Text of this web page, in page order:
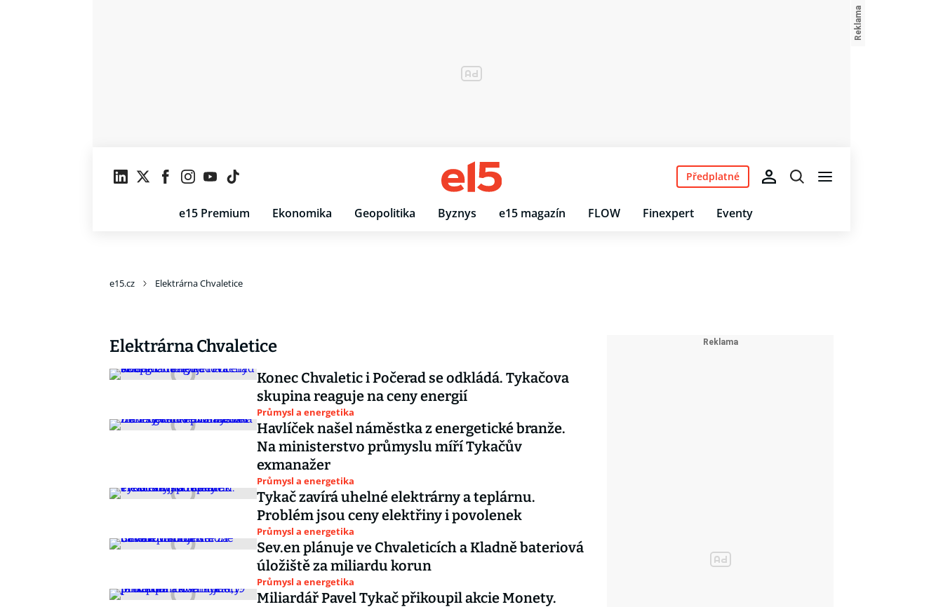
e15 Premium Ekonomika Geopolitika Byznys e15 magazín FLOW Finexpert Eventy
Předplatné
e15.cz Elektrárna Chvaletice
Elektrárna Chvaletice
Konec Chvaletic i Počerad se odkládá. Tykačova
skupina reaguje na ceny energií
Průmysl a energetika
Havlíček našel náměstka z energetické branže.
Na ministerstvo průmyslu míří Tykačův
exmanažer
Průmysl a energetika
Tykač zavírá uhelné elektrárny a teplárnu.
Problém jsou ceny elektřiny i povolenek
Průmysl a energetika
Sev.en plánuje ve Chvaleticích a Kladně bateriová
úložiště za miliardu korun
Průmysl a energetika
Miliardář Pavel Tykač přikoupil akcie Monety.